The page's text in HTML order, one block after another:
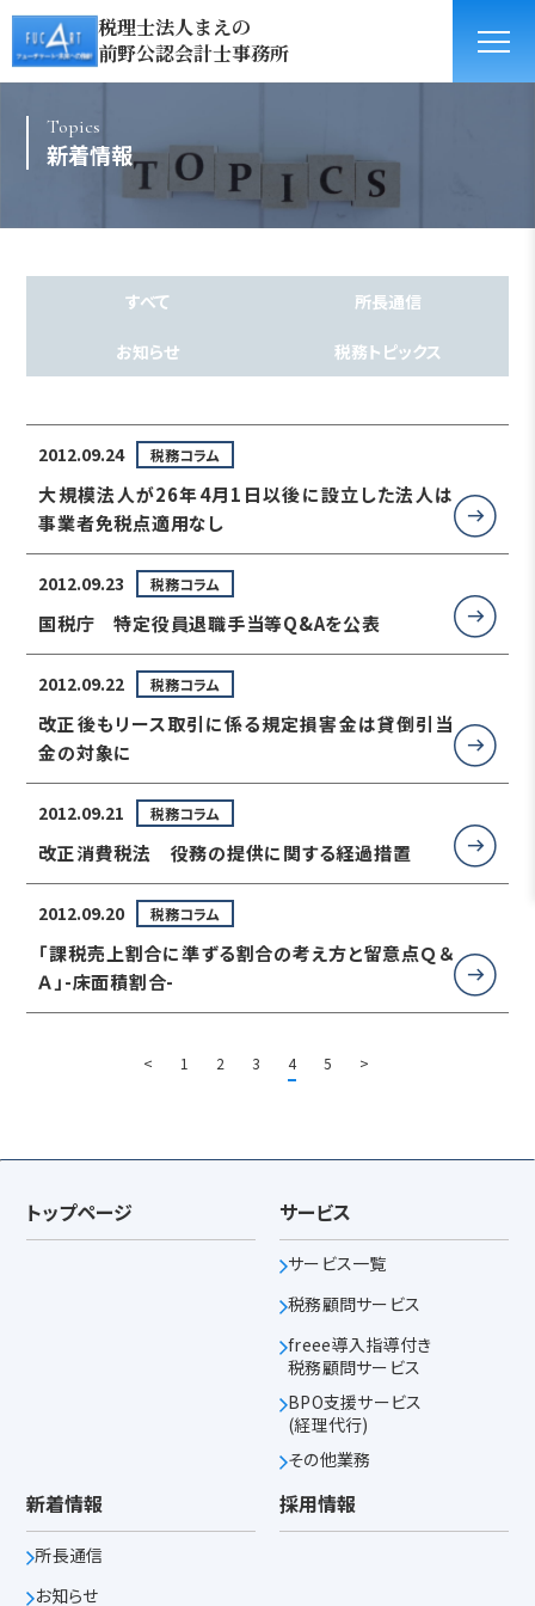
税理士法人まえの
前野公認会計士事務所
Topics
新着情報
すべて 所長通信
お知らせ 税務トピックス
2012.09.24 税務コラム
大規模法人が26年4月1日以後に設立した法人は
事業者免税点適用なし
2012.09.23 税務コラム
国税庁 特定役員退職手当等Q&Aを公表
2012.09.22 税務コラム
改正後もリース取引に係る規定損害金は貸倒引当
金の対象に
2012.09.21 税務コラム
改正消費税法 役務の提供に関する経過措置
2012.09.20 税務コラム
「課税売上割合に準ずる割合の考え方と留意点Ｑ＆
Ａ」-床面積割合-
< 1 2 3 4 5 >
トップページ サービス
サービス一覧
税務顧問サービス
freee導入指導付き
税務顧問サービス
BPO支援サービス
(経理代行)
その他業務
新着情報
所長通信
お知らせ
採用情報